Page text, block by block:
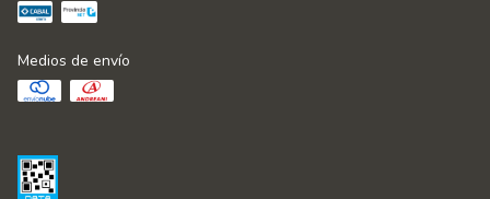
Medios de envío